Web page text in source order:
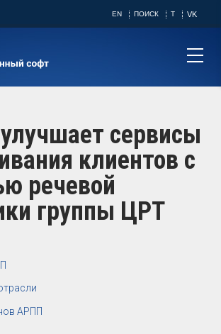
EN ПОИСК T VK
сервисы
клиентов с
речевой
группы ЦРТ
АРПП